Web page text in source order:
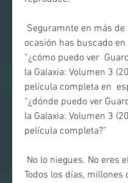
ocasión has buscado en
“¿cómo puedo ver
la Galaxia: Volumen 3
película completa en
“¿dónde puedo ver
la Galaxia: Volumen 3
película completa?”
Todos los días, millones